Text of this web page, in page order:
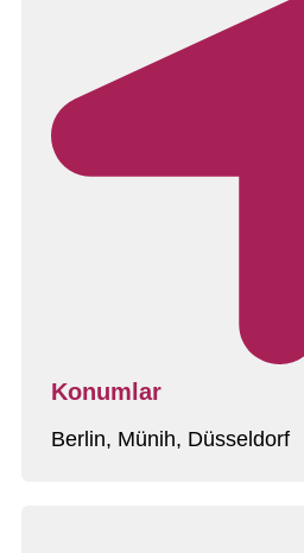
Konumlar
Berlin, Münih, Düsseldorf